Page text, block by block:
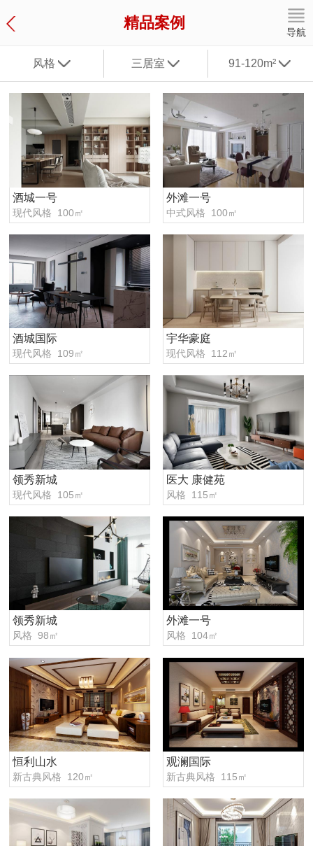
精品案例
导航
风格 三居室 91-120m²
酒城一号
现代风格 100㎡
酒城国际
现代风格 109㎡
领秀新城
现代风格 105㎡
领秀新城
风格 98㎡
恒利山水
新古典风格 120㎡
外滩一号
中式风格 100㎡
宇华豪庭
现代风格 112㎡
医大 康健苑
风格 115㎡
外滩一号
风格 104㎡
观澜国际
新古典风格 115㎡